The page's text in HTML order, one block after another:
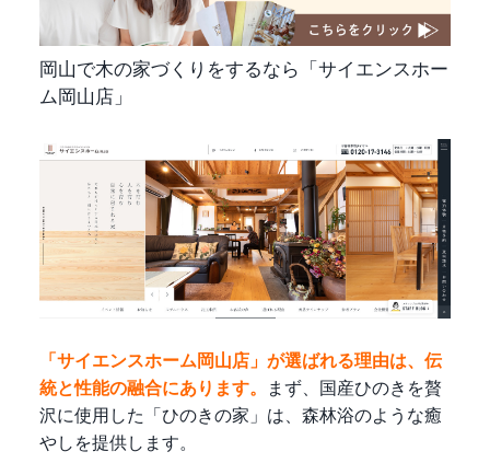
岡山で木の家づくりをするなら「サイエンスホー
ム岡山店」
「サイエンスホーム岡山店」が選ばれる理由は、伝
統と性能の融合にあります。
まず、国産ひのきを贅
沢に使用した「ひのきの家」は、森林浴のような癒
やしを提供します。